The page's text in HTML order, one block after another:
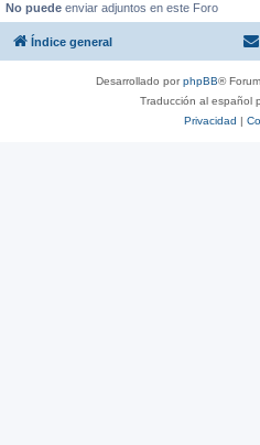
No puede enviar adjuntos en este Foro
Índice general
Desarrollado porphpBB®
Traducción al español
Privacidad |